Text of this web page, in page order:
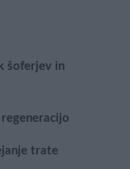
šoferjev in
trate